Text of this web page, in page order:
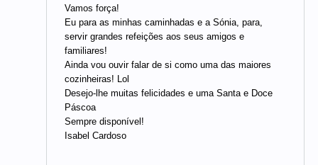
Vamos força!
Eu para as minhas caminhadas e a Sónia, para,
servir grandes refeições aos seus amigos e
familiares!
Ainda vou ouvir falar de si como uma das maiores
cozinheiras! Lol
Desejo-lhe muitas felicidades e uma Santa e Doce
Páscoa
Sempre disponível!
Isabel Cardoso